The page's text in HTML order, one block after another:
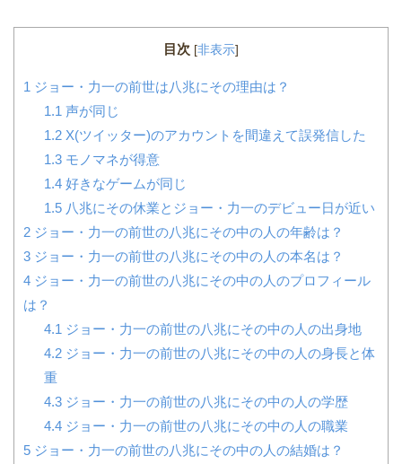
目次 [非表示]
1 ジョー・力一の前世は八兆にその理由は？
1.1 声が同じ
1.2X(ツイッター)のアカウントを間違えて誤発信した
1.3モノマネが得意
1.4好きなゲームが同じ
1.5八兆にその休業とジョー・力一のデビュー日が近い
2 ジョー・力一の前世の八兆にその中の人の年齢は？
3 ジョー・力一の前世の八兆にその中の人の本名は？
4 ジョー・力一の前世の八兆にその中の人のプロフィール
は？
4.1 ジョー・力一の前世の八兆にその中の人の出身地
4.2ジョー・力一の前世の八兆にその中の人の身長と体
重
4.3ジョー・力一の前世の八兆にその中の人の学歴
4.4ジョー・力一の前世の八兆にその中の人の職業
5 ジョー・力一の前世の八兆にその中の人の結婚は？